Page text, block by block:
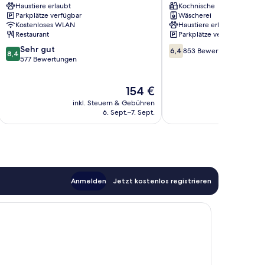
Monsigny
Stadtzentrum
von
Nizza
Haustiere erlaubt
Parkplätze verfügbar
Kostenloses WLAN
Restaurant
8.4
von
8,4 Sehr gut
577 Bewertungen
Der
Preis
beträgt
154 €
inkl. Steuern & Gebühren
6. Sept.–7. Sept.
Riquier
Kochnische
Wäscherei
Haustiere erlaubt
Parkplätze verfügbar
6.4
von
6,4 853 Bewertungen
Anmelden Jetzt kostenlos registrieren